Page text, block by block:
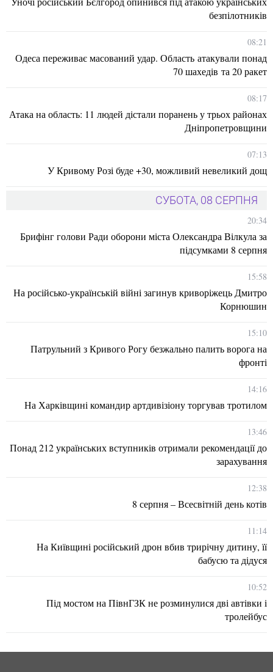
безпілотників
08:21
Одеса переживає масований удар. Область атакували понад
70 шахедів та 20 ракет
08:17
Атака на область: 11 людей дістали поранень у трьох районах
Дніпропетровщини
07:13
У Кривому Розі буде +30, можливий невеликий дощ
СУБОТА, 08 СЕРПНЯ
20:34
Брифінг голови Ради оборони міста Олександра Вілкула за
підсумками 8 серпня
15:58
На російсько-українській війні загинув криворіжець Дмитро
Корнюшин
15:10
Патрульний з Кривого Рогу безжально палить ворога на
фронті
14:16
На Харківщині командир артдивізіону торгував тротилом
13:46
Понад 212 українських вступників отримали рекомендації до
зарахування
12:38
8 серпня – Всесвітній день котів
11:14
На Київщині російський дрон вбив трирічну дитину, її
бабусю та дідуся
10:52
Під мостом на ПівнГЗК не розминулися дві автівки і
тролейбус